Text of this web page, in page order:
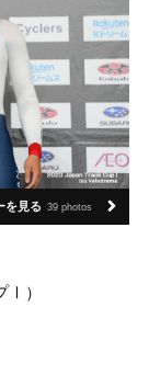
を見る 39 photos
Ⅰ）